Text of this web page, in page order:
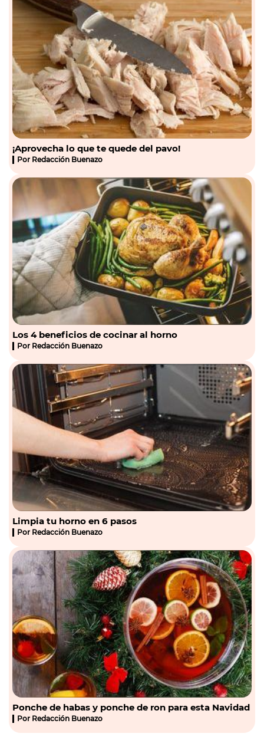
¡Aprovecha lo que te quede del pavo!
Por Redacción Buenazo
Los 4 beneficios de cocinar al horno
Por Redacción Buenazo
Limpia tu horno en 6 pasos
Por Redacción Buenazo
Ponche de habas y ponche de ron para esta Navidad
Por Redacción Buenazo